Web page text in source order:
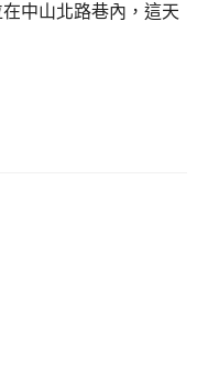
中山北路巷內，這天